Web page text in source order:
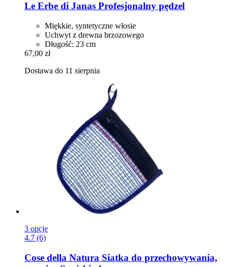
Le Erbe di Janas Profesjonalny pędzel
Miękkie, syntetyczne włosie
Uchwyt z drewna brzozowego
Długość: 23 cm
67,00 zł
Dostawa do 11 sierpnia
3 opcje
4.7 (6)
Cose della Natura Siatka do przechowywania,